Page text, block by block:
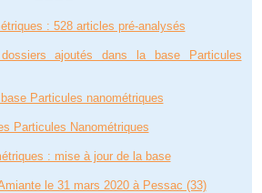
: 528 articles pré-analysés
ajoutés dans la base Particules
Particules nanométriques
Particules Nanométriques
: mise à jour de la base
le 31 mars 2020 à Pessac (33)